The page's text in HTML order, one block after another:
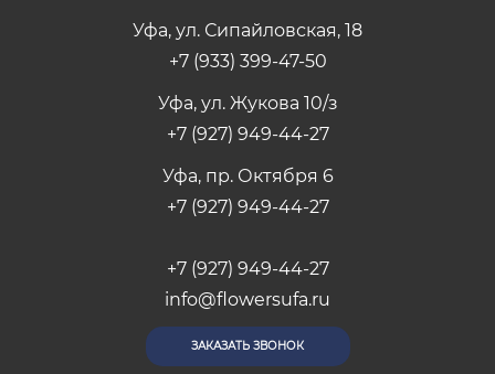
Уфа, ул. Сипайловская, 18
+7 (933) 399-47-50
Уфа, ул. Жукова 10/з
+7 (927) 949-44-27
Уфа, пр. Октября 6
+7 (927) 949-44-27
+7 (927) 949-44-27
info@flowersufa.ru
ЗАКАЗАТЬ ЗВОНОК